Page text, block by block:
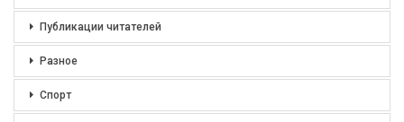
Публикации читателей
Разное
Спорт